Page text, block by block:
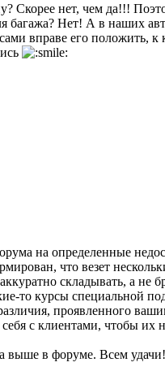
нет, чем да!!!
Нет! А в наших
вправе его положить, к
на определенные
что везет
складывать, а не
курсы специальной
проявленного
с клиентами, чтобы их не
выше в форуме. Всем удачи!